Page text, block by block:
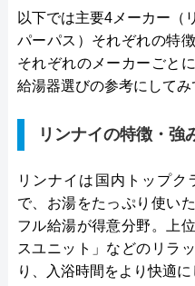
以下では主要4メーカー（
パーパス）それぞれの特
それぞれのメーカーごと
給湯器選びの参考にしてみ
リンナイの特徴・強
リンナイは国内トップ
で、お湯をたっぷり使い
フル給湯が得意分野。上
スユニット」などのリラ
り、入浴時間をより快適に